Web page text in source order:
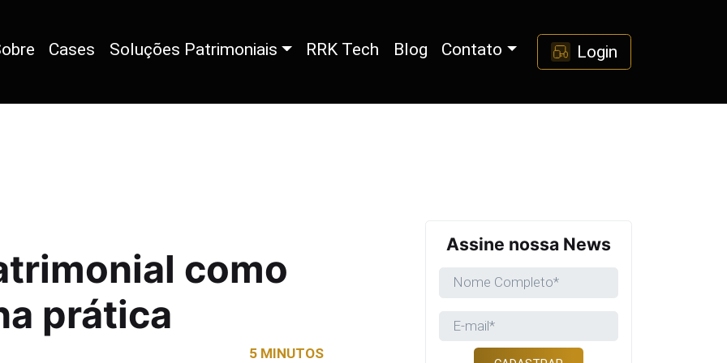
Cases Soluções Patrimoniais RRK Tech Blog Contato Login
como
prática
5 MINUTOS
Assine nossa News